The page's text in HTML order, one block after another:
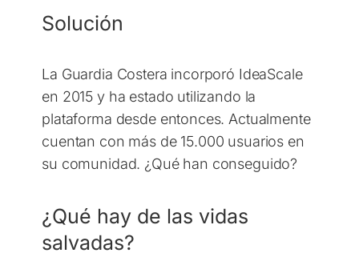
Solución
La Guardia Costera incorporó IdeaScale
en 2015 y ha estado utilizando la
plataforma desde entonces. Actualmente
cuentan con más de 15.000 usuarios en
su comunidad. ¿Qué han conseguido?
¿Qué hay de las vidas
salvadas?